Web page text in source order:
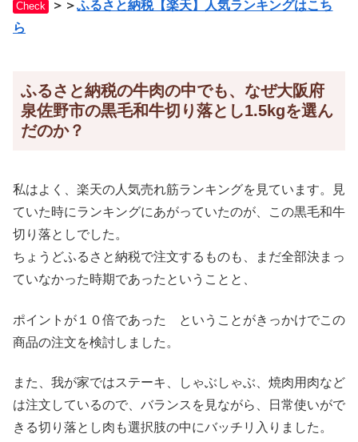
Check ＞＞ふるさと納税【楽天】人気ランキングはこち
ら
ふるさと納税の牛肉の中でも、なぜ大阪府
泉佐野市の黒毛和牛切り落とし1.5kgを選ん
だのか？
私はよく、楽天の人気売れ筋ランキングを見ています。見
ていた時にランキングにあがっていたのが、この黒毛和牛
切り落としでした。
ちょうどふるさと納税で注文するものも、まだ全部決まっ
ていなかった時期であったということと、
ポイントが１０倍であった ということがきっかけでこの
商品の注文を検討しました。
また、我が家ではステーキ、しゃぶしゃぶ、焼肉用肉など
は注文しているので、バランスを見ながら、日常使いがで
きる切り落とし肉も選択肢の中にバッチリ入りました。